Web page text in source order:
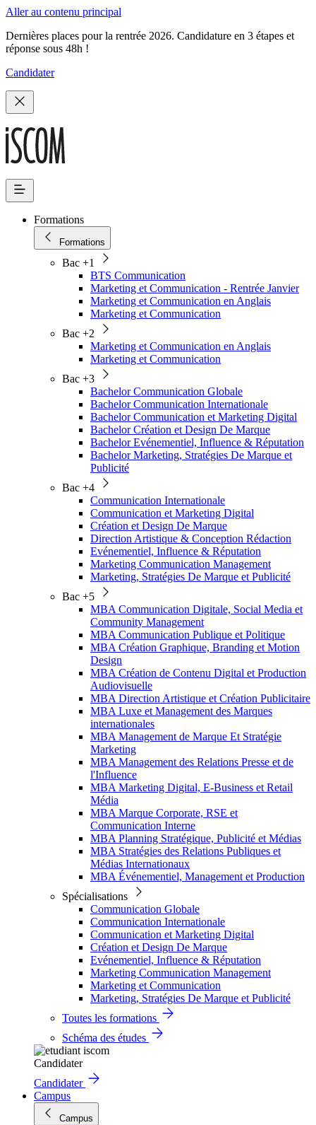
Aller au contenu principal
Dernières places pour la rentrée 2026. Candidature en 3 étapes et
réponse sous 48h !
Candidater
Formations
Formations
Bac +1
BTS Communication
Marketing et Communication - Rentrée Janvier
Marketing et Communication en Anglais
Marketing et Communication
Bac +2
Marketing et Communication en Anglais
Marketing et Communication
Bac +3
Bachelor Communication Globale
Bachelor Communication Internationale
Bachelor Communication et Marketing Digital
Bachelor Création et Design De Marque
Bachelor Evénementiel, Influence & Réputation
Bachelor Marketing, Stratégies De Marque et
Publicité
Bac +4
Communication Internationale
Communication et Marketing Digital
Création et Design De Marque
Direction Artistique & Conception Rédaction
Evénementiel, Influence & Réputation
Marketing Communication Management
Marketing, Stratégies De Marque et Publicité
Bac +5
MBA Communication Digitale, Social Media et
Community Management
MBA Communication Publique et Politique
MBA Création Graphique, Branding et Motion
Design
MBA Création de Contenu Digital et Production
Audiovisuelle
MBA Direction Artistique et Création Publicitaire
MBA Luxe et Management des Marques
internationales
MBA Management de Marque Et Stratégie
Marketing
MBA Management des Relations Presse et de
l'Influence
MBA Marketing Digital, E-Business et Retail
Média
MBA Marque Corporate, RSE et
Communication Interne
MBA Planning Stratégique, Publicité et Médias
MBA Stratégies des Relations Publiques et
Médias Internationaux
MBA Événementiel, Management et Production
Spécialisations
Communication Globale
Communication Internationale
Communication et Marketing Digital
Création et Design De Marque
Evénementiel, Influence & Réputation
Marketing Communication Management
Marketing et Communication
Marketing, Stratégies De Marque et Publicité
Toutes les formations
Schéma des études
Candidater
Candidater
Campus
Campus